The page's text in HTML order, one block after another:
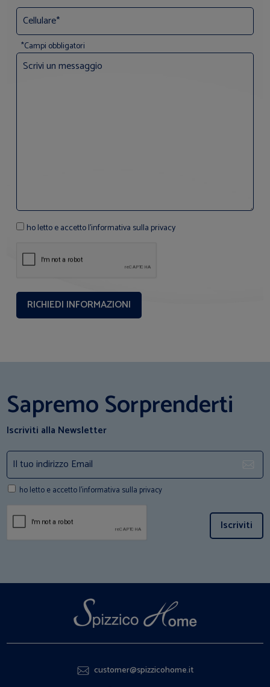
*Campi obbligatori
ho letto e accetto l'informativa sulla privacy
Sapremo Sorprenderti
Iscriviti alla Newsletter
ho letto e accetto l'informativa sulla privacy
Iscriviti
customer@spizzicohome.it